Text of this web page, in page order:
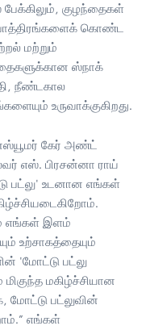
குழந்தைகள்
கொண்ட
மற்றும்
ஸ்நாக்
நீண்டகால
உருவாக்குகிறது.
கேர் அண்ட்
எஸ். பிரசன்னா ராய்
பட்லு' உடனான எங்கள்
எங்கள் இளம்
உற்சாகத்தையும்
'மோட்டு பட்லு
மகிழ்ச்சியான
பட்லுவின்
எங்கள்